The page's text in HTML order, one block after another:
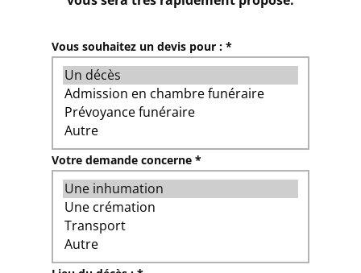
Vous souhaitez un devis pour : *
Votre demande concerne *